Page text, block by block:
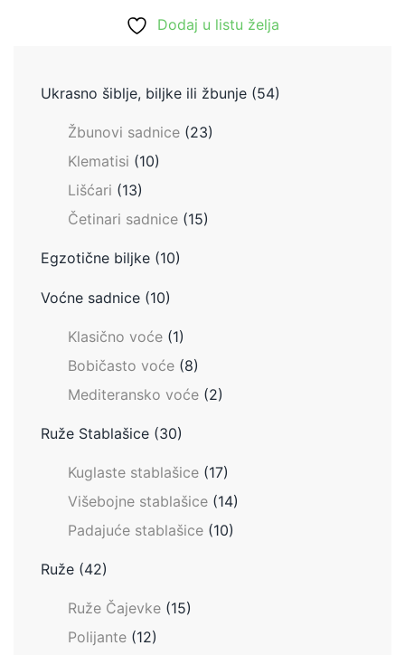
Dodaj u listu želja
Ukrasno šiblje, biljke ili žbunje (54)
Žbunovi sadnice (23)
Klematisi (10)
Lišćari (13)
Četinari sadnice (15)
Egzotične biljke (10)
Voćne sadnice (10)
Klasično voće (1)
Bobičasto voće (8)
Mediteransko voće (2)
Ruže Stablašice (30)
Kuglaste stablašice (17)
Višebojne stablašice (14)
Padajuće stablašice (10)
Ruže (42)
Ruže Čajevke (15)
Polijante (12)